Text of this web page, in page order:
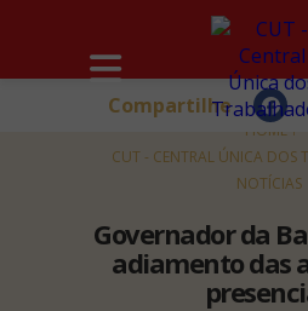
HOME
CUT - CENTRAL ÚNICA DOS
NOTÍCIAS
Governador da
adiamento das
Compartilhe